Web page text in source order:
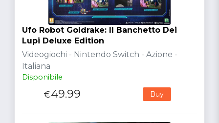
Ufo Robot Goldrake: Il Banchetto Dei
Lupi Deluxe Edition
Videogiochi - Nintendo Switch - Azione -
Italiana
Disponibile
€49.99 Buy